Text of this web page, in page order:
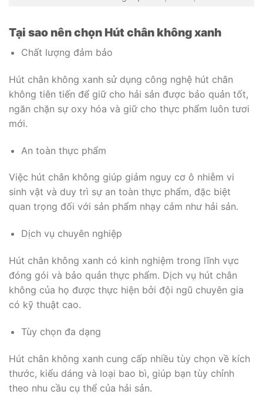
Tại sao nên chọn Hút chân không xanh
Chất lượng đảm bảo
Hút chân không xanh sử dụng công nghệ hút chân
không tiên tiến để giữ cho hải sản được bảo quản tốt,
ngăn chặn sự oxy hóa và giữ cho thực phẩm luôn tươi
mới.
An toàn thực phẩm
Việc hút chân không giúp giảm nguy cơ ô nhiễm vi
sinh vật và duy trì sự an toàn thực phẩm, đặc biệt
quan trọng đối với sản phẩm nhạy cảm như hải sản.
Dịch vụ chuyên nghiệp
Hút chân không xanh có kinh nghiệm trong lĩnh vực
đóng gói và bảo quản thực phẩm. Dịch vụ hút chân
không của họ được thực hiện bởi đội ngũ chuyên gia
có kỹ thuật cao.
Tùy chọn đa dạng
Hút chân không xanh cung cấp nhiều tùy chọn về kích
thước, kiểu dáng và loại bao bì, giúp bạn tùy chỉnh
theo nhu cầu cụ thể của hải sản.